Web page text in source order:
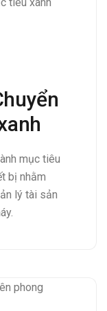
mục tiêu
bị nhằm
lý tài sản